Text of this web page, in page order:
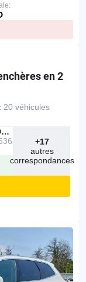
en 2
20 véhicules
2019 HONDA ACCORD
+17
autres
correspondances